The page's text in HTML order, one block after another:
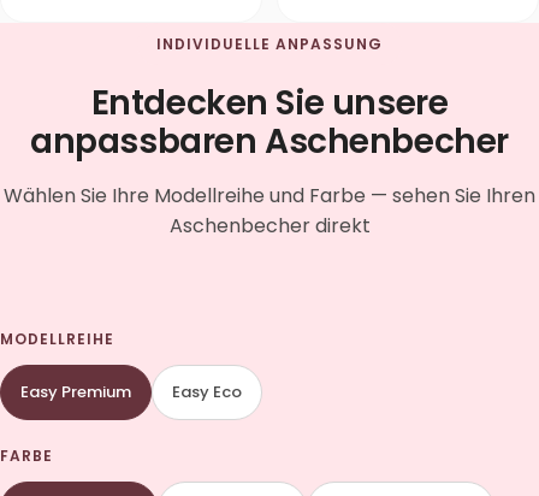
INDIVIDUELLE ANPASSUNG
Entdecken Sie unsere
anpassbaren Aschenbecher
Wählen Sie Ihre Modellreihe und Farbe — sehen Sie Ihren
Aschenbecher direkt
MODELLREIHE
Easy Premium Easy Eco
FARBE